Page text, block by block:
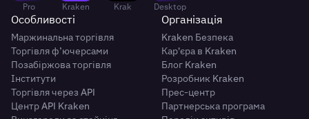
Pro Kraken Krak Desktop
Особливості
Маржинальна торгівля
Торгівля ф’ючерсами
Позабіржова торгівля
Інститути
Торгівля через API
Центр API Kraken
Організація
Kraken Безпека
Кар'єра в Kraken
Блог Kraken
Розробник Kraken
Прес-центр
Партнерська програма